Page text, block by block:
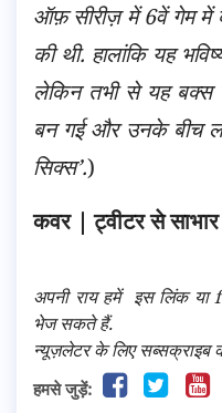
ऑफ़ सीरीज़ में 6वें गेम में
की थी. हालांकि यह
लेकिन तभी से यह बक्स
बन गई और उनके बीच
सिक्स’.)
कवर | ट्वीटर से साभार
अपनी राय हमें इस लिंक या
भेज सकते हैं.
न्यूज़लेटर के लिए सब्सक्राइब
हमसे जुड़ें: